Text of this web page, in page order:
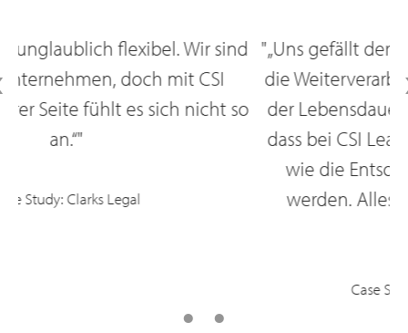
"„Uns gefällt der faire und flexible Ansatz für
die Weiterverarbeitung der Assets am Ende
der Lebensdauer und wir schätzen es sehr,
dass bei CSI Leasing so wichtige Elemente
wie die Entsorgung nicht ausgelagert
werden. Alles bleibt innerhalb der CSI